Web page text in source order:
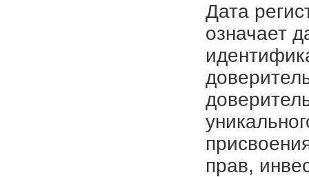
Дата
означает
прав,